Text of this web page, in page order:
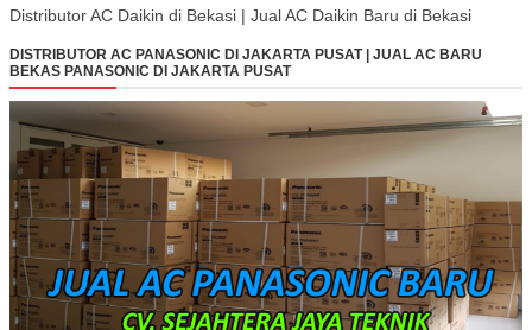
Distributor AC Daikin di Bekasi | Jual AC Daikin Baru di Bekasi
DISTRIBUTOR AC PANASONIC DI JAKARTA PUSAT | JUAL AC BARU
BEKAS PANASONIC DI JAKARTA PUSAT